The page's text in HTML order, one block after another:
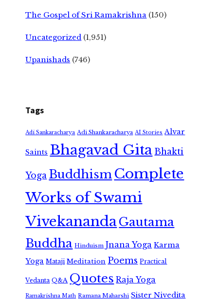
The Gospel of Sri Ramakrishna (150)
Uncategorized (1,951)
Upanishads (746)
Tags
Adi Sankaracharya Adi Shankaracharya AI Stories Alvar
Saints Bhagavad GitaBhakti
Yoga Buddhism Complete
Works of Swami
VivekanandaGautama
Buddha Hinduism Jnana Yoga Karma
Yoga Mataji Meditation Poems Practical
Vedanta Q&A Quotes Raja Yoga
Ramakrishna Math Ramana Maharshi Sister Nivedita